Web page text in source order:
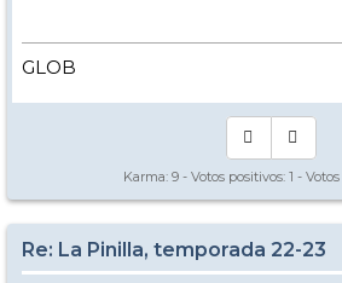
GLOB
Karma: 9 - Votos positivos: 1 -
Re: La Pinilla, temporada 22-23